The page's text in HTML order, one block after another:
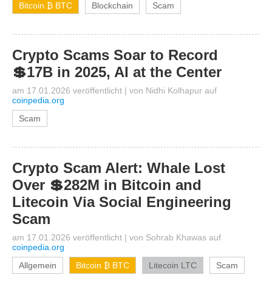
Bitcoin ₿ BTC
Blockchain Scam
Crypto Scams Soar to Record
💲17B in 2025, AI at the Center
am 17.01.2026 veröffentlicht | von Nidhi Kolhapur auf
coinpedia.org
Scam
Crypto Scam Alert: Whale Lost
Over 💲282M in Bitcoin and
Litecoin Via Social Engineering
Scam
am 17.01.2026 veröffentlicht | von Sohrab Khawas auf
coinpedia.org
Allgemein
Bitcoin ₿ BTC Litecoin LTC Scam